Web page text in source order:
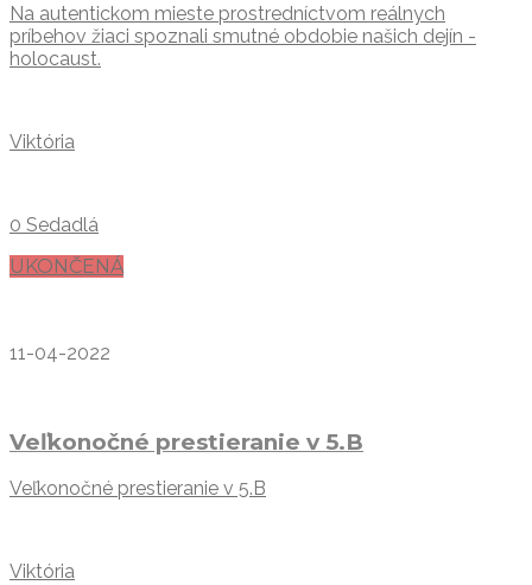
Na autentickom mieste prostredníctvom reálnych
príbehov žiaci spoznali smutné obdobie našich dejín -
holocaust.
Viktória
0 Sedadlá
UKONČENÁ
11-04-2022
Veľkonočné prestieranie v 5.B
Veľkonočné prestieranie v 5.B
Viktória